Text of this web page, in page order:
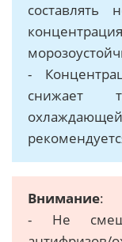
-
снижает
Внимание:
- Не